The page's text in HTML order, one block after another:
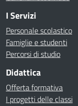
I Servizi
Personale scolastico
Famiglie e studenti
Percorsi di studio
Didattica
Offerta formativa
I progetti delle classi